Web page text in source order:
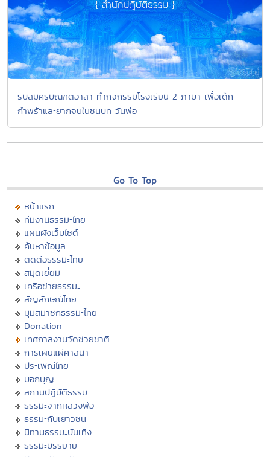
รับสมัครบัณฑิตอาสา ทำกิจกรรมโรงเรียน 2 ภาษา เพื่อเด็ก
กำพร้าและยากจนในชนบท วันพ่อ
Go To Top
หน้าแรก
ทีมงานธรรมะไทย
แผนผังเว็บไซต์
ค้นหาข้อมูล
ติดต่อธรรมะไทย
สมุดเยี่ยม
เครือข่ายธรรมะ
สัญลักษณ์ไทย
มุมสมาชิกธรรมะไทย
Donation
เทศกาลงานวัดช่วยชาติ
การเผยแผ่ศาสนา
ประเพณีไทย
บอกบุญ
สถานปฏิบัติธรรม
ธรรมะจากหลวงพ่อ
ธรรมะกับเยาวชน
นิทานธรรมะบันเทิง
ธรรมะบรรยาย